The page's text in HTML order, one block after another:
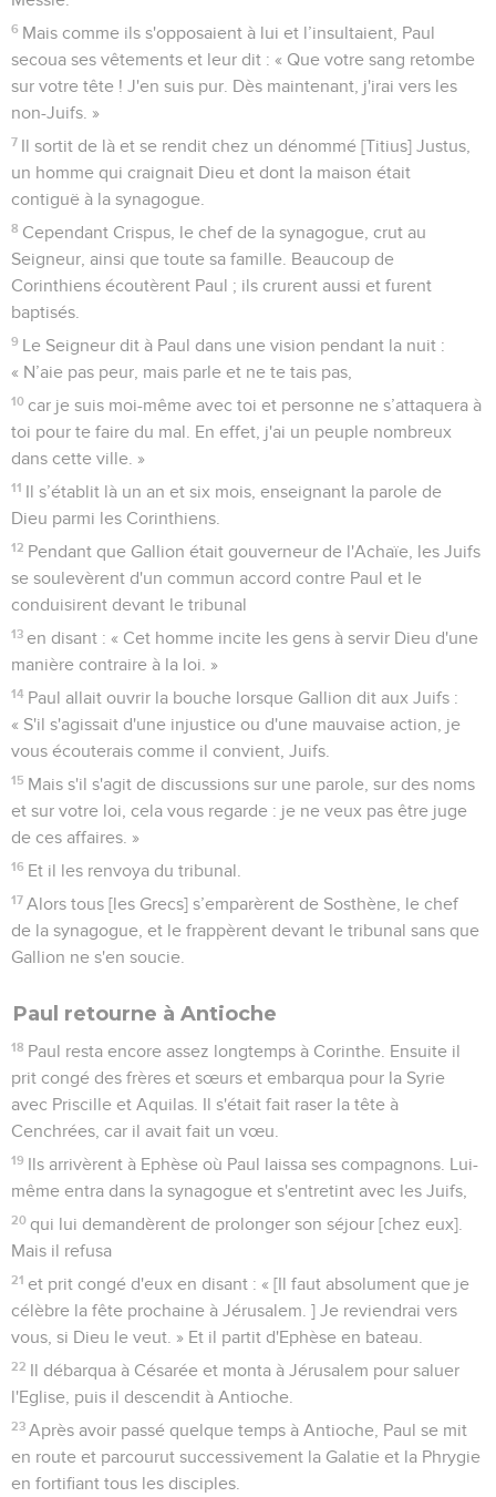
6 Mais comme ils s'opposaient à lui et l’insultaient, Paul
secoua ses vêtements et leur dit : « Que votre sang retombe
sur votre tête ! J'en suis pur. Dès maintenant, j'irai vers les
non-Juifs. »
7 Il sortit de là et se rendit chez un dénommé [Titius] Justus,
un homme qui craignait Dieu et dont la maison était
contiguë à la synagogue.
8 Cependant Crispus, le chef de la synagogue, crut au
Seigneur, ainsi que toute sa famille. Beaucoup de
Corinthiens écoutèrent Paul ; ils crurent aussi et furent
baptisés.
9 Le Seigneur dit à Paul dans une vision pendant la nuit :
« N’aie pas peur, mais parle et ne te tais pas,
10 car je suis moi-même avec toi et personne ne s’attaquera à
toi pour te faire du mal. En effet, j'ai un peuple nombreux
dans cette ville. »
11 Il s’établit là un an et six mois, enseignant la parole de
Dieu parmi les Corinthiens.
12 Pendant que Gallion était gouverneur de l'Achaïe, les Juifs
se soulevèrent d'un commun accord contre Paul et le
conduisirent devant le tribunal
13 en disant : « Cet homme incite les gens à servir Dieu d'une
manière contraire à la loi. »
14 Paul allait ouvrir la bouche lorsque Gallion dit aux Juifs :
« S'il s'agissait d'une injustice ou d'une mauvaise action, je
vous écouterais comme il convient, Juifs.
15 Mais s'il s'agit de discussions sur une parole, sur des noms
et sur votre loi, cela vous regarde : je ne veux pas être juge
de ces affaires. »
16 Et il les renvoya du tribunal.
17 Alors tous [les Grecs] s’emparèrent de Sosthène, le chef
de la synagogue, et le frappèrent devant le tribunal sans que
Gallion ne s'en soucie.
Paul retourne à Antioche
18 Paul resta encore assez longtemps à Corinthe. Ensuite il
prit congé des frères et sœurs et embarqua pour la Syrie
avec Priscille et Aquilas. Il s'était fait raser la tête à
Cenchrées, car il avait fait un vœu.
19 Ils arrivèrent à Ephèse où Paul laissa ses compagnons. Lui-
même entra dans la synagogue et s'entretint avec les Juifs,
20 qui lui demandèrent de prolonger son séjour [chez eux].
Mais il refusa
21 et prit congé d'eux en disant : « [Il faut absolument que je
célèbre la fête prochaine à Jérusalem. ] Je reviendrai vers
vous, si Dieu le veut. » Et il partit d'Ephèse en bateau.
22 Il débarqua à Césarée et monta à Jérusalem pour saluer
l'Eglise, puis il descendit à Antioche.
23 Après avoir passé quelque temps à Antioche, Paul se mit
en route et parcourut successivement la Galatie et la Phrygie
en fortifiant tous les disciples.